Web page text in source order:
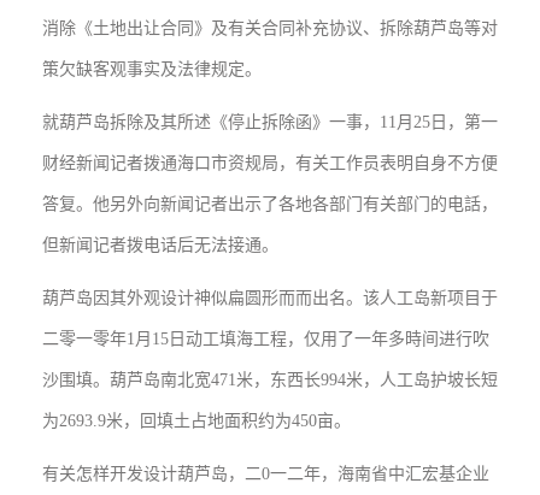
消除《土地出让合同》及有关合同补充协议、拆除葫芦岛等对
策欠缺客观事实及法律规定。
就葫芦岛拆除及其所述《停止拆除函》一事，11月25日，第一
财经新闻记者拨通海口市资规局，有关工作员表明自身不方便
答复。他另外向新闻记者出示了各地各部门有关部门的电話，
但新闻记者拨电话后无法接通。
葫芦岛因其外观设计神似扁圆形而而出名。该人工岛新项目于
二零一零年1月15日动工填海工程，仅用了一年多時间进行吹
沙围填。葫芦岛南北宽471米，东西长994米，人工岛护坡长短
为2693.9米，回填土占地面积约为450亩。
有关怎样开发设计葫芦岛，二0一二年，海南省中汇宏基企业